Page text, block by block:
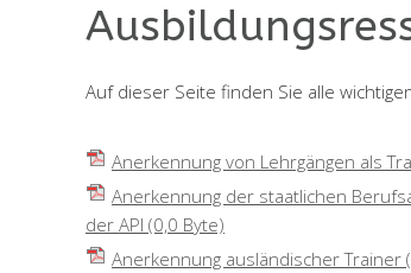
Auf dieser Seite finden Sie alle
Anerkennung von Lehrgängen als
Anerkennung der staatlichen
der API (0,0 Byte)
Anerkennung ausländischer Trainer